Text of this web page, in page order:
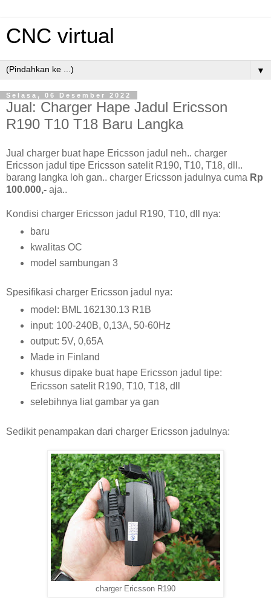
CNC virtual
▼
Selasa, 06 Desember 2022
Jual: Charger Hape Jadul Ericsson
R190 T10 T18 Baru Langka
Jual charger buat hape Ericsson jadul neh.. charger
Ericsson jadul tipe Ericsson satelit R190, T10, T18, dll..
barang langka loh gan.. charger Ericsson jadulnya cuma Rp
100.000,- aja..
Kondisi charger Ericsson jadul R190, T10, dll nya:
baru
kwalitas OC
model sambungan 3
Spesifikasi charger Ericsson jadul nya:
model: BML 162130.13 R1B
input: 100-240B, 0,13A, 50-60Hz
output: 5V, 0,65A
Made in Finland
khusus dipake buat hape Ericsson jadul tipe:
Ericsson satelit R190, T10, T18, dll
selebihnya liat gambar ya gan
Sedikit penampakan dari charger Ericsson jadulnya:
charger Ericsson R190